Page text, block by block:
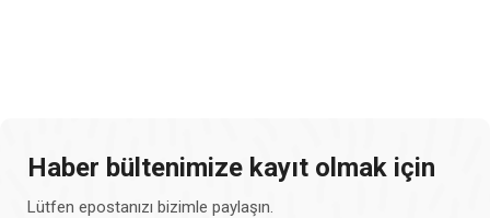
Haber bültenimize kayıt olmak için
Lütfen epostanızı bizimle paylaşın.